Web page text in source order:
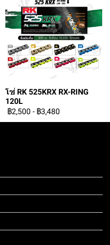
โซ่ RK 525KRX RX-RING
120L
฿2,500 - ฿3,480